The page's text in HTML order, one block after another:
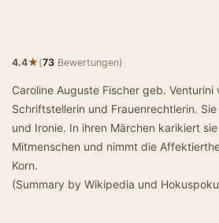
4.4★(73 Bewertungen)
Caroline Auguste Fischer geb.
Schriftstellerin und Frauenrechtlerin.
und Ironie. In ihren Märchen karikiert
Mitmenschen und nimmt die
Korn.
(Summary by Wikipedia und